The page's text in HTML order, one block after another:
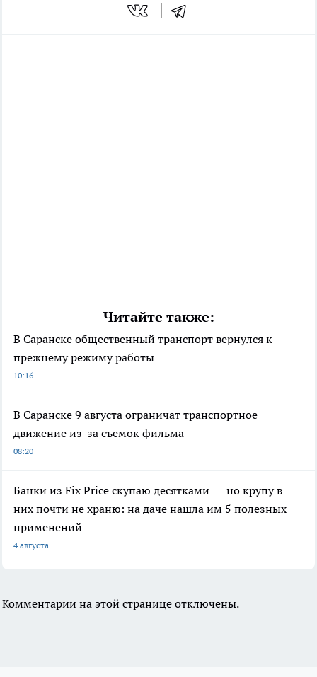
Читайте также:
В Саранске общественный транспорт вернулся к
прежнему режиму работы
10:16
В Саранске 9 августа ограничат транспортное
движение из-за съемок фильма
08:20
Банки из Fix Price скупаю десятками — но крупу в
них почти не храню: на даче нашла им 5 полезных
применений
4 августа
Комментарии на этой странице отключены.